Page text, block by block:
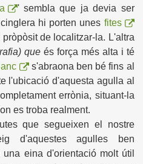
' sembla que ja devia ser
hi porten unes fites
de localitzar-la. L'altra
queés força més alta i té
s'abraona ben bé fins al
l'ubicació d'aquesta agulla al
errònia, situant-la
es troba realment.
que segueixen el nostre
d'aquestes agulles ben
eina d'orientació molt útil